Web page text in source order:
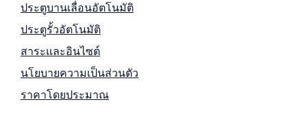
ประตูบานเลื่อนอัตโนมัติ
ประตูรั้วอัตโนมัติ
สาระและอินไซต์
นโยบายความเป็นส่วนตัว
ราคาโดยประมาณ